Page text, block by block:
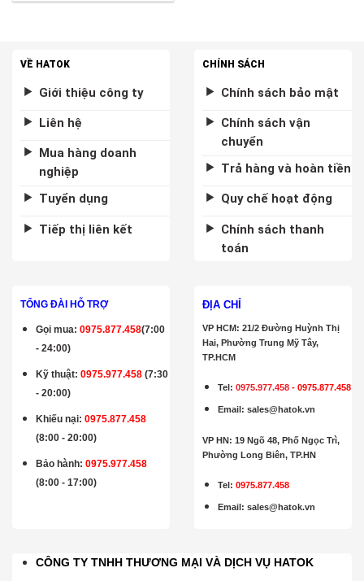
VỀ HATOK
Giới thiệu công ty
Liên hệ
Mua hàng doanh
nghiệp
Tuyển dụng
Tiếp thị liên kết
CHÍNH SÁCH
Chính sách bảo mật
Chính sách vận
chuyển
Trả hàng và hoàn tiền
Quy chế hoạt động
Chính sách thanh
toán
TỔNG ĐÀI HỖ TRỢ
Gọi mua:0975.877.458(7:00
- 24:00)
Kỹ thuật:0975.977.458 (7:30
- 20:00)
Khiếu nại: 0975.877.458
(8:00 - 20:00)
Bảo hành:0975.977.458
(8:00 - 17:00)
ĐỊA CHỈ
VP HCM: 21/2 Đường Huỳnh Thị
Hai, Phường Trung Mỹ Tây,
TP.HCM
Tel:0975.977.458 -0975.877.458
Email :sales@hatok.vn
VP HN: 19 Ngõ 48, Phố Ngọc Trì,
Phường Long Biên, TP.HN
Tel: 0975.877.458
Email:sales@hatok.vn
CÔNG TY TNHH THƯƠNG MẠI VÀ DỊCH VỤ HATOK